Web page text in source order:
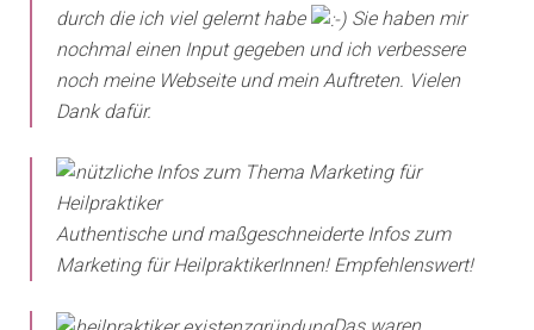
durch die ich viel gelernt habe
Sie haben mir
nochmal einen Input gegeben und ich verbessere
noch meine Webseite und mein Auftreten. Vielen
Dank dafür.
Authentische und maßgeschneiderte Infos zum
Marketing für HeilpraktikerInnen! Empfehlenswert!